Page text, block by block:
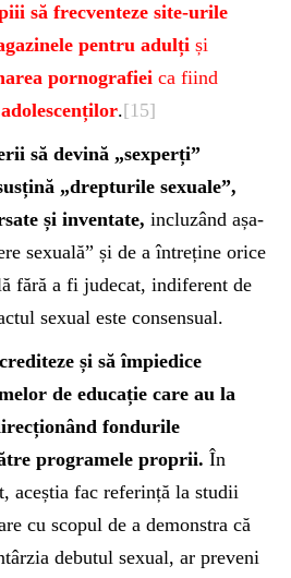
să frecventeze site-urile
pentru adulți și
pornografiei ca fiind
.[15]
să devină „sexperți”
„drepturile sexuale”,
și inventate, incluzând așa-
sexuală” și de a întreține orice
fără a fi judecat, indiferent de
sexual este consensual.
și să împiedice
de educație care au la
fondurile
programele proprii. În
aceștia fac referință la studii
cu scopul de a demonstra că
debutul sexual, ar preveni